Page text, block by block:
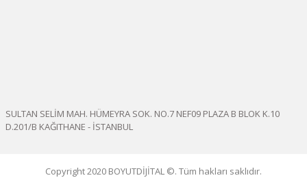
SULTAN SELİM MAH. HÜMEYRA SOK. NO.7 NEF09 PLAZA B BLOK K.10
D.201/B KAĞITHANE - İSTANBUL
Copyright 2020 BOYUTDİJİTAL ©. Tüm hakları saklıdır.